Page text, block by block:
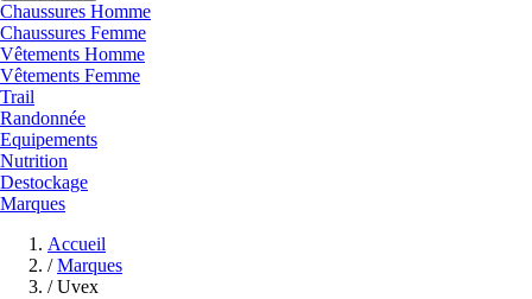
Chaussures Homme
Chaussures Femme
Vêtements Homme
Vêtements Femme
Trail
Randonnée
Equipements
Nutrition
Destockage
Marques
Accueil
/ Marques
/ Uvex